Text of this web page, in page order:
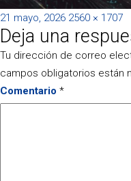
Publicado
el
21 mayo, 2026 Tamaño
completo
2560 × 1707
Deja una
Tu dirección de correo
campos obligatorios están
Comentario *